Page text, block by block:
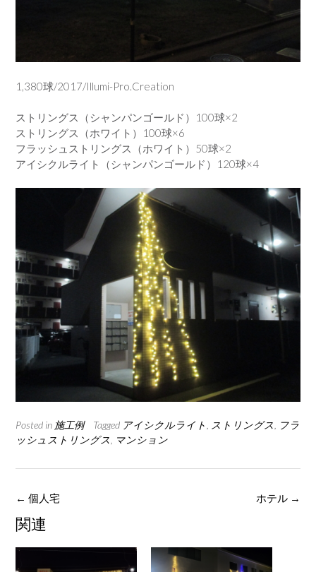
1,380球/2017/Illumi-Pro.Creation
ストリングス（シャンパンゴールド）100球×2
ストリングス（ホワイト）100球×6
フラッシュストリングス（ホワイト）50球×2
アイシクルライト（シャンパンゴールド）120球×4
Posted in 施工例 Tagged アイシクルライト ストリングス
フラ
ッシュストリングス
マンション
Post
ホテル →
← 個人宅
関連